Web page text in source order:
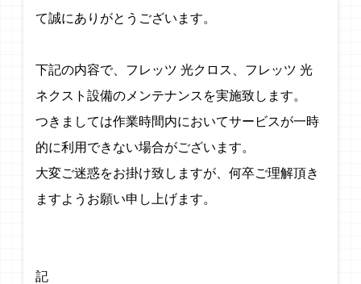
て誠にありがとうございます。
下記の内容で、フレッツ 光クロス、フレッツ 光
ネクスト設備のメンテナンスを実施致します。
つきましては作業時間内においてサービスが一時
的に利用できない場合がございます。
大変ご迷惑をお掛け致しますが、何卒ご理解頂き
ますようお願い申し上げます。
記